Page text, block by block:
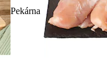
Pekárna